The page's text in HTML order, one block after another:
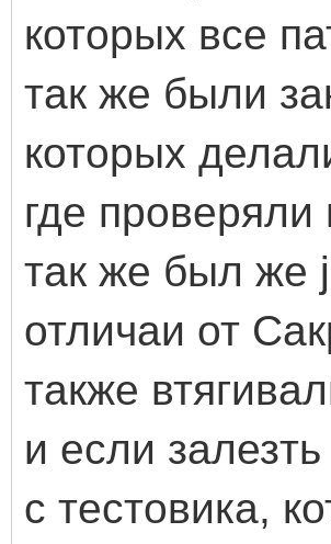
которых все
так же были
которых
где
так же был же
отличаи от
также
и если
с тестовика,